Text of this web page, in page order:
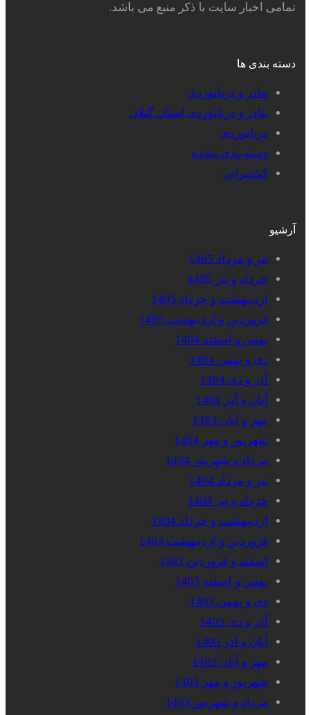
تمامی اخبار سایت با ذکر منبع می باشد.
دسته بندی ها
بنادر و دریانوردی
بنادر و دریانوردی استان گیلان
دریانوردی
دسته‌بندی نشده
کشتیرانی
آرشیو
تیر و مرداد 1405
خرداد و تیر 1405
اردیبهشت و خرداد 1405
فروردین و اردیبهشت 1405
بهمن و اسفند 1404
دی و بهمن 1404
آذر و دی 1404
آبان و آذر 1404
مهر و آبان 1404
شهریور و مهر 1404
مرداد و شهریور 1404
تیر و مرداد 1404
خرداد و تیر 1404
اردیبهشت و خرداد 1404
فروردین و اردیبهشت 1404
اسفند و فروردین 1403
بهمن و اسفند 1403
دی و بهمن 1403
آذر و دی 1403
آبان و آذر 1403
مهر و آبان 1403
شهریور و مهر 1403
مرداد و شهریور 1403